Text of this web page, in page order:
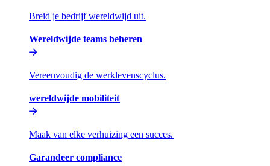
Breid je bedrijf wereldwijd uit.​​
Wereldwijde teams beheren​​
Vereenvoudig de werklevenscyclus.​​
wereldwijde mobiliteit​​
Maak van elke verhuizing een succes.​​
Garandeer compliance​​